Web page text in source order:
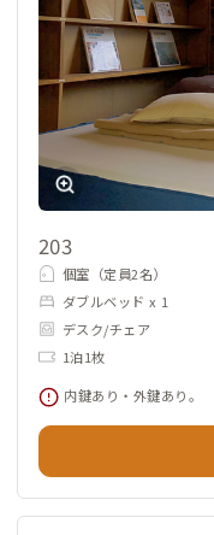
203
個室（定員2名）
ダブルベッド x 1
デスク/チェア
1泊1枚
内鍵あり・外鍵あり。